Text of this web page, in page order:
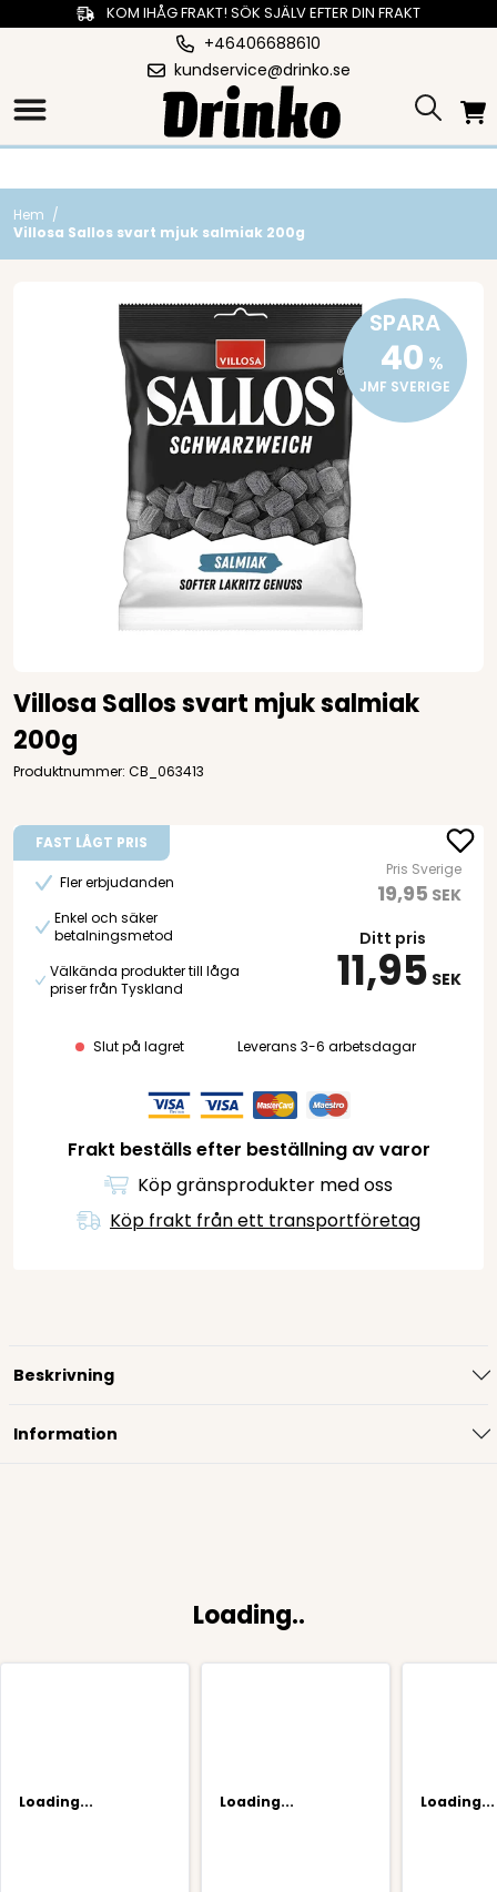
KOM IHÅG FRAKT! SÖK SJÄLV EFTER DIN FRAKT
+46406688610
kundservice@drinko.se
Hem /
Villosa Sallos svart mjuk salmiak 200g
SPARA
40 %
JMF SVERIGE
Villosa Sallos svart mjuk salmiak
200g
Produktnummer: CB_063413
FAST LÅGT PRIS
Fler erbjudanden
Enkel och säker
betalningsmetod
Välkända produkter till låga
priser från Tyskland
Pris Sverige
19,95 SEK
Ditt pris
11,95 SEK
Slut på lagret Leverans 3-6 arbetsdagar
Frakt beställs efter beställning av varor
Köp gränsprodukter med oss
Köp frakt från ett transportföretag
Beskrivning
Information
Loading..
Loading... Loading... Loading...